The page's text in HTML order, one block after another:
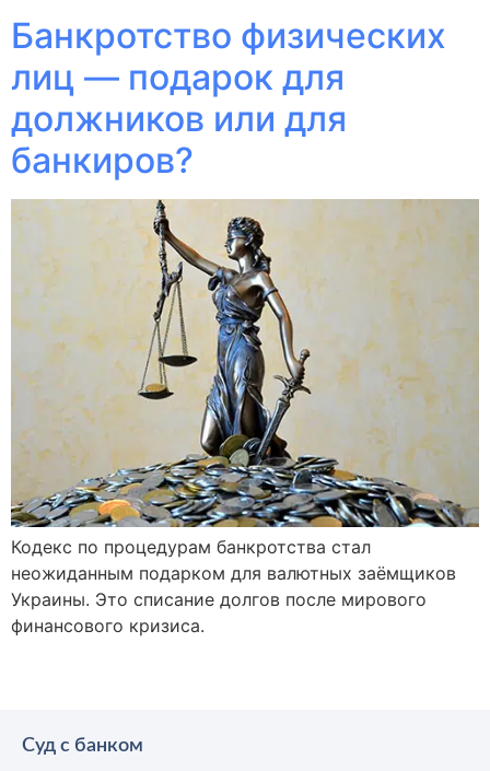
Банкротство физических
лиц — подарок для
должников или для
банкиров?
Кодекс по процедурам банкротства стал
неожиданным подарком для валютных заёмщиков
Украины. Это списание долгов после мирового
финансового кризиса.
Суд с банком